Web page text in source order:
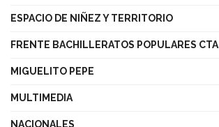
ESPACIO DE NIÑEZ Y TERRITORIO
FRENTE BACHILLERATOS POPULARES CTA
MIGUELITO PEPE
MULTIMEDIA
NACIONALES